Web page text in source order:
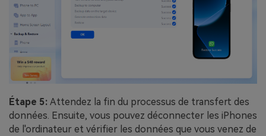
Étape 5: Attendez la fin du processus de transfert des
données. Ensuite, vous pouvez déconnecter les iPhones
de l'ordinateur et vérifier les données que vous venez de